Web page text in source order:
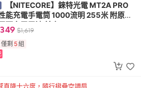
【NITECORE】錸特光電 MT2A PRO
能充電手電筒 1000流明 255米 附原廠
可充電電池 兼容AA*2 EDC
$1,619
僅剩 5組
直降十六度，隨行摺疊空調扇